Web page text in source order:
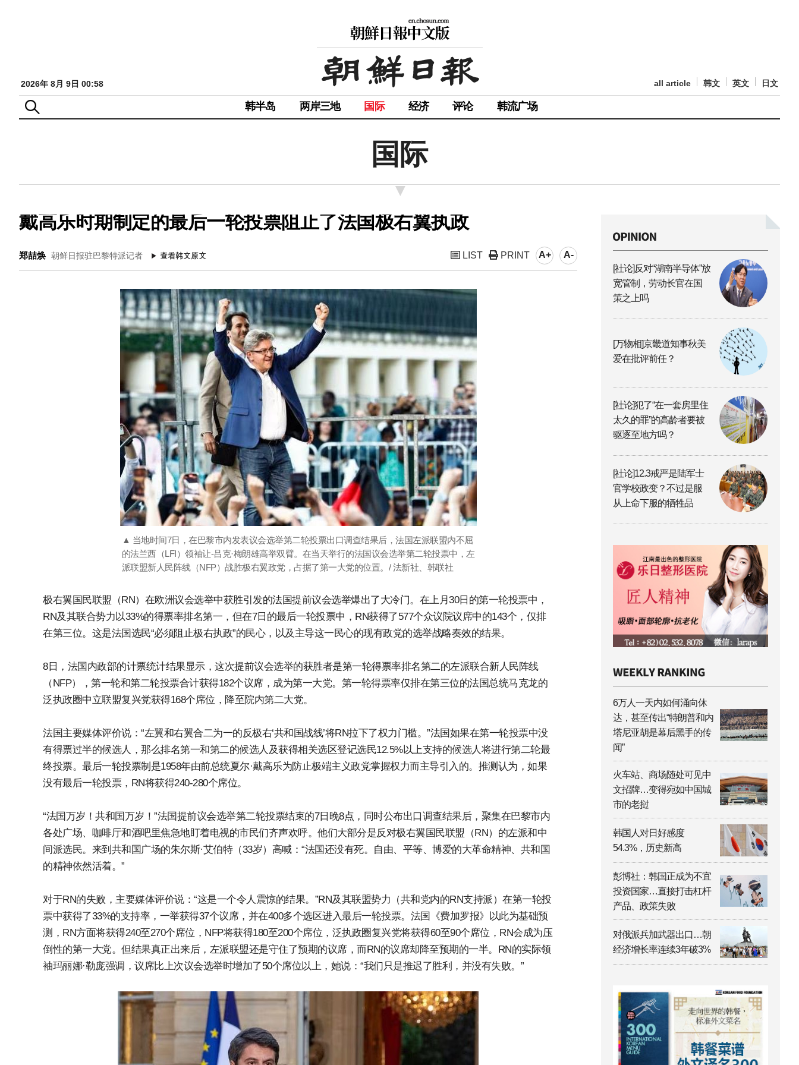
2026年 8月 9日 00:58 all article 韩文 英文 日文
韩半岛 两岸三地 国际 经济 评论 韩流广场
国际
戴高乐时期制定的最后一轮投票阻止了法国极右翼执政
郑喆焕 朝鲜日报驻巴黎特派记者 LIST PRINT A+ A-
▲ 当地时间7日，在巴黎市内发表议会选举第二轮投票出口调查结果后，法国左派联盟内不屈
的法兰西（LFI）领袖让-吕克·梅朗雄高举双臂。在当天举行的法国议会选举第二轮投票中，左
派联盟新人民阵线（NFP）战胜极右翼政党，占据了第一大党的位置。/ 法新社、韩联社
极右翼国民联盟（RN）在欧洲议会选举中获胜引发的法国提前议会选举爆出了大冷门。在上月30日的第一轮投票中，
RN及其联合势力以33%的得票率排名第一，但在7日的最后一轮投票中，RN获得了577个众议院议席中的143个，仅排
在第三位。这是法国选民“必须阻止极右执政”的民心，以及主导这一民心的现有政党的选举战略奏效的结果。
8日，法国内政部的计票统计结果显示，这次提前议会选举的获胜者是第一轮得票率排名第二的左派联合新人民阵线
（NFP），第一轮和第二轮投票合计获得182个议席，成为第一大党。第一轮得票率仅排在第三位的法国总统马克龙的
泛执政圈中立联盟复兴党获得168个席位，降至院内第二大党。
法国主要媒体评价说：“左翼和右翼合二为一的反极右‘共和国战线’将RN拉下了权力门槛。”法国如果在第一轮投票中没
有得票过半的候选人，那么排名第一和第二的候选人及获得相关选区登记选民12.5%以上支持的候选人将进行第二轮最
终投票。最后一轮投票制是1958年由前总统夏尔·戴高乐为防止极端主义政党掌握权力而主导引入的。推测认为，如果
没有最后一轮投票，RN将获得240-280个席位。
“法国万岁！共和国万岁！”法国提前议会选举第二轮投票结束的7日晚8点，同时公布出口调查结果后，聚集在巴黎市内
各处广场、咖啡厅和酒吧里焦急地盯着电视的市民们齐声欢呼。他们大部分是反对极右翼国民联盟（RN）的左派和中
间派选民。来到共和国广场的朱尔斯·艾伯特（33岁）高喊：“法国还没有死。自由、平等、博爱的大革命精神、共和国
的精神依然活着。”
对于RN的失败，主要媒体评价说：“这是一个令人震惊的结果。”RN及其联盟势力（共和党内的RN支持派）在第一轮投
票中获得了33%的支持率，一举获得37个议席，并在400多个选区进入最后一轮投票。法国《费加罗报》以此为基础预
测，RN方面将获得240至270个席位，NFP将获得180至200个席位，泛执政圈复兴党将获得60至90个席位，RN会成为压
倒性的第一大党。但结果真正出来后，左派联盟还是守住了预期的议席，而RN的议席却降至预期的一半。RN的实际领
袖玛丽娜·勒庞强调，议席比上次议会选举时增加了50个席位以上，她说：“我们只是推迟了胜利，并没有失败。”
[社论]反对“湖南半导体”放
宽管制，劳动长官在国
策之上吗
[万物相]京畿道知事秋美
爱在批评前任？
[社论]犯了“在一套房里住
太久的罪”的高龄者要被
驱逐至地方吗？
[社论]12.3戒严是陆军士
官学校政变？不过是服
从上命下服的牺牲品
6万人一天内如何涌向休
达，甚至传出“特朗普和内
塔尼亚胡是幕后黑手的传
闻”
火车站、商场随处可见中
文招牌…变得宛如中国城
市的老挝
韩国人对日好感度
54.3%，历史新高
彭博社：韩国正成为不宜
投资国家…直接打击杠杆
产品、政策失败
对俄派兵加武器出口…朝
经济增长率连续3年破3%